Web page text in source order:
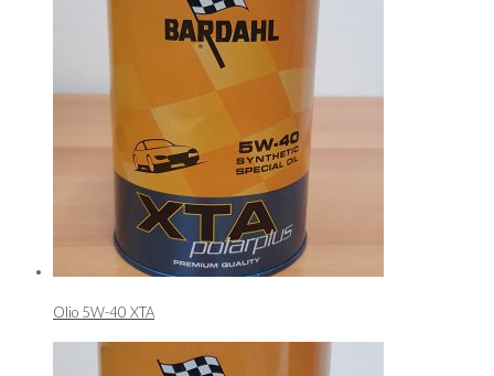
Olio 5W-40 XTA